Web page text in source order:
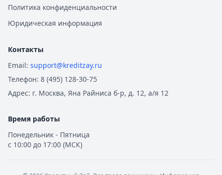
Политика конфиденциальности
Юридическая информация
Контакты
Email: support@kreditzay.ru
Телефон: 8 (495) 128-30-75
Адрес: г. Москва, Яна Райниса б-р, д. 12, а/я 12
Время работы
Понедельник - Пятница
с 10:00 до 17:00 (МСК)